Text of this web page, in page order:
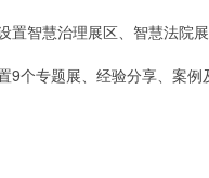
智慧治理展区、智慧法院展
专题展、经验分享、案例